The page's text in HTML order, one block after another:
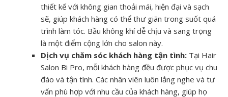
thiết kế với không gian thoải mái, hiện đại và sạch
sẽ, giúp khách hàng có thể thư giãn trong suốt quá
trình làm tóc. Bầu không khí dễ chịu và sang trọng
là một điểm cộng lớn cho salon này.
Dịch vụ chăm sóc khách hàng tận tình: Tại Hair
Salon Bi Pro, mỗi khách hàng đều được phục vụ chu
đáo và tận tình. Các nhân viên luôn lắng nghe và tư
vấn phù hợp với nhu cầu của khách hàng, giúp họ